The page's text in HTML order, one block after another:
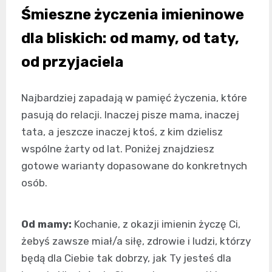
Śmieszne życzenia imieninowe
dla bliskich: od mamy, od taty,
od przyjaciela
Najbardziej zapadają w pamięć życzenia, które
pasują do relacji. Inaczej pisze mama, inaczej
tata, a jeszcze inaczej ktoś, z kim dzielisz
wspólne żarty od lat. Poniżej znajdziesz
gotowe warianty dopasowane do konkretnych
osób.
Od mamy: Kochanie, z okazji imienin życzę Ci,
żebyś zawsze miał/a siłę, zdrowie i ludzi, którzy
będą dla Ciebie tak dobrzy, jak Ty jesteś dla